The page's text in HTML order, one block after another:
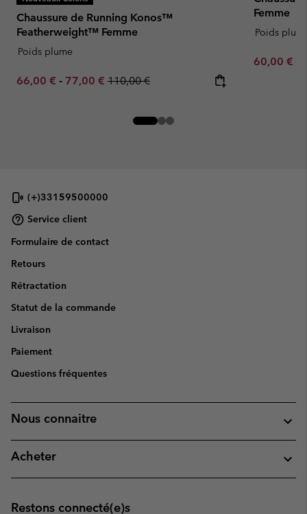
Chaussure de Running Konos™
Featherweight™ Femme
Poids plume
Minimum sale price:
66,00 € - Maximum sale price:
77,00 € Regular price:
110,00 €
Femme
Poids
Sale price:
60,00 €
(+)33159500000
Service client
Formulaire de contact
Retours
Rétractation
Statut de la commande
Livraison
Paiement
Questions fréquentes
Nous connaitre
Acheter
Restons connecté(e)s